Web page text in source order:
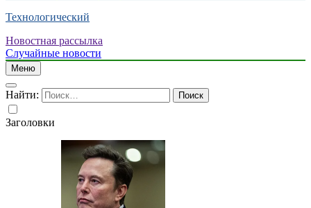
Технологический
Новостная рассылка
Случайные новости
Меню
Найти:
Заголовки